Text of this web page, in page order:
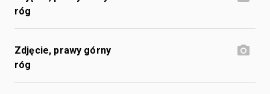
róg
Zdjęcie, prawy górny
róg